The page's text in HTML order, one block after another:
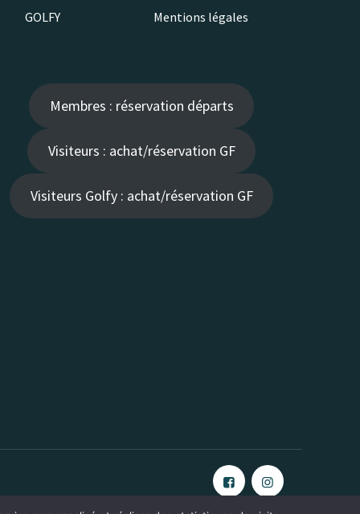
GOLFY
Mentions légales
Membres : réservation départs
Visiteurs : achat/réservation GF
Visiteurs Golfy : achat/réservation GF